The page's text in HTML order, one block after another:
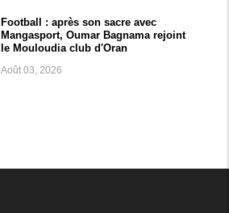
Football : après son sacre avec
Mangasport, Oumar Bagnama rejoint
le Mouloudia club d'Oran
Août 03, 2026